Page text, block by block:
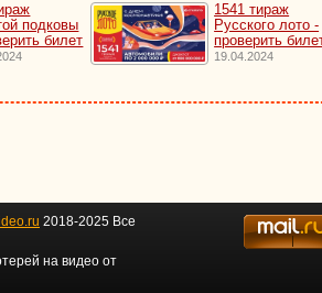
подковы
билет
1541 тираж
Русского лото -
проверить
19.04.2024
2018-2025 Все
на видео от